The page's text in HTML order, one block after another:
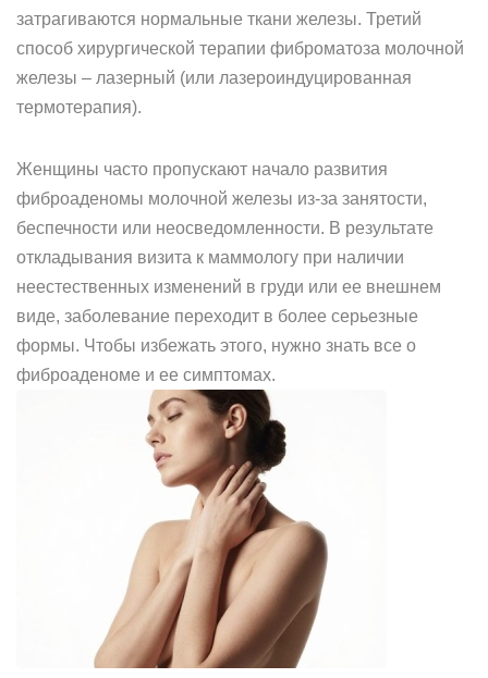
затрагиваются нормальные ткани железы. Третий
способ хирургической терапии фиброматоза молочной
железы – лазерный (или лазероиндуцированная
термотерапия).
Женщины часто пропускают начало развития
фиброаденомы молочной железы из-за занятости,
беспечности или неосведомленности. В результате
откладывания визита к маммологу при наличии
неестественных изменений в груди или ее внешнем
виде, заболевание переходит в более серьезные
формы. Чтобы избежать этого, нужно знать все о
фиброаденоме и ее симптомах.